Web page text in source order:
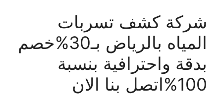
شركة كشف تسربات
المياه بالرياض بـ30%خصم
بدقة واحترافية بنسبة
100%اتصل بنا الان